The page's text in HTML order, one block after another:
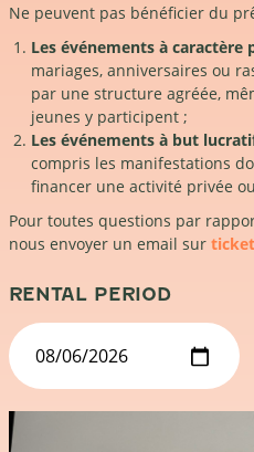
Ne peuvent pas bénéficier du
Les événements à caractère
mariages, anniversaires ou
par une structure agréée,
jeunes y participent ;
Les événements à but
compris les manifestations
financer une activité privée
Pour toutes questions par
nous envoyer un email sur
RENTAL PERIOD